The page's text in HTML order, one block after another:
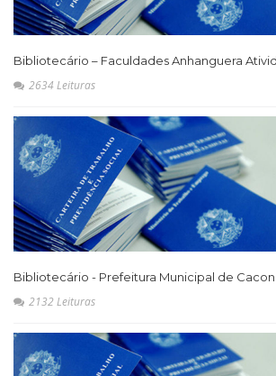
Bibliotecário – Faculdades Anhanguera
2634 Leituras
Bibliotecário - Prefeitura Municipal de
2132 Leituras